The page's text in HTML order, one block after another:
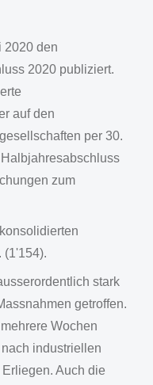
2020 den
2020 publiziert.
auf den
per 30.
zum
(1'154).
stark
getroffen.
Wochen
industriellen
Auch die